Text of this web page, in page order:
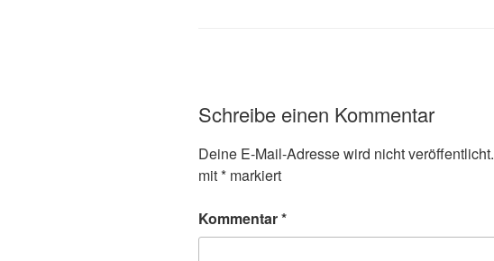
Schreibe einen Kommentar
Deine E-Mail-Adresse wird nicht veröffentlicht.
mit* markiert
Kommentar*